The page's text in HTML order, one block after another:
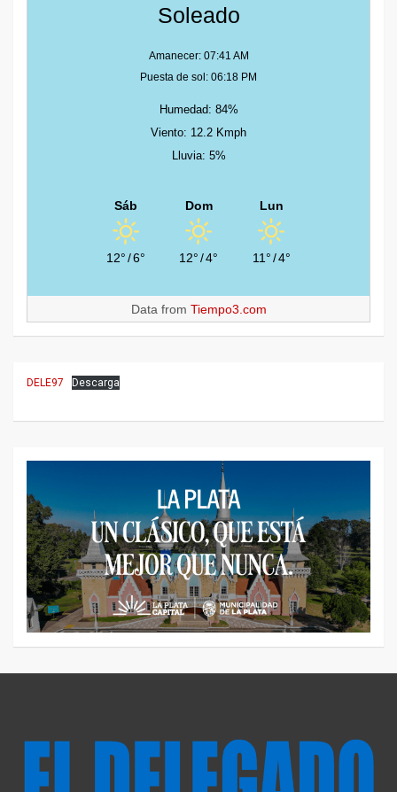
Soleado
Amanecer: 07:41 AM
Puesta de sol: 06:18 PM
Humedad: 84%
Viento: 12.2 Kmph
Lluvia: 5%
Sáb
12°/6°
Dom
12°/4°
Lun
11°/4°
Data from Tiempo3.com
DELE97 Descarga